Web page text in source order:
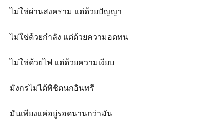
ไม่ใช่ผ่านสงคราม แต่ด้วยปัญญา
ไม่ใช่ด้วยกำลัง แต่ด้วยความอดทน
ไม่ใช่ด้วยไฟ แต่ด้วยความเงียบ
มังกรไม่ได้พิชิตนกอินทรี
มันเพียงแค่อยู่รอดนานกว่ามัน